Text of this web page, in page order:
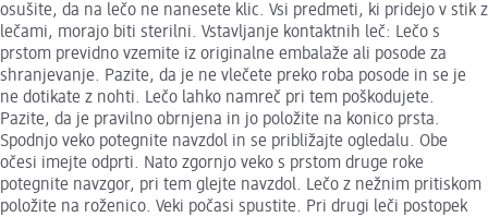
osušite, da na lečo ne nanesete klic. Vsi predmeti, ki pridejo v stik z
lečami, morajo biti sterilni. Vstavljanje kontaktnih leč: Lečo s
prstom previdno vzemite iz originalne embalaže ali posode za
shranjevanje. Pazite, da je ne vlečete preko roba posode in se je
ne dotikate z nohti. Lečo lahko namreč pri tem poškodujete.
Pazite, da je pravilno obrnjena in jo položite na konico prsta.
Spodnjo veko potegnite navzdol in se približajte ogledalu. Obe
očesi imejte odprti. Nato zgornjo veko s prstom druge roke
potegnite navzgor, pri tem glejte navzdol. Lečo z nežnim pritiskom
položite na roženico. Veki počasi spustite. Pri drugi leči postopek